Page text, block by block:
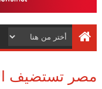
مصر تستضيف